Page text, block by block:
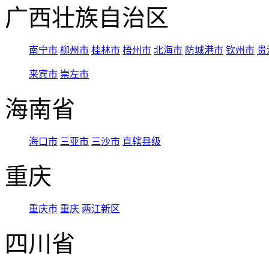
广西壮族自治区
南宁市 柳州市 桂林市 梧州市 北海市 防城港市 钦州市 贵
来宾市 崇左市
海南省
海口市 三亚市 三沙市 直辖县级
重庆
重庆市 重庆 两江新区
四川省